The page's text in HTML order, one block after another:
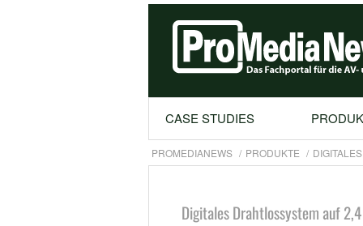
CASE STUDIES
PROMEDIANEWS PRODUKTE
Digitales Drahtlossystem auf